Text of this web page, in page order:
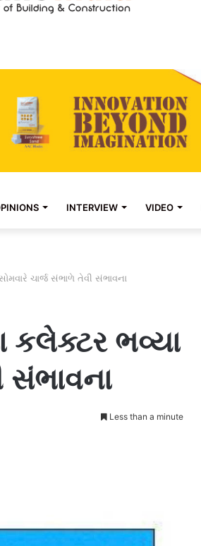
INTERVIEW VIDEO
ચાર્જ સંભાળે તેવી સંભાવના
કલેક્ટર ભવ્યા
સંભાવના
Less than a minute